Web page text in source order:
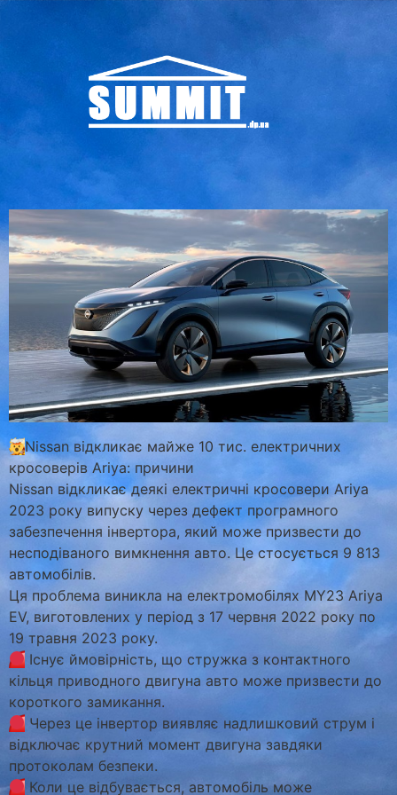
Nissan відкликає майже 10 тис. електричних
кросоверів Ariya: причини
Nissan відкликає деякі електричні кросовери Ariya
2023 року випуску через дефект програмного
забезпечення інвертора, який може призвести до
несподіваного вимкнення авто. Це стосується 9 813
автомобілів.
Ця проблема виникла на електромобілях MY23 Ariya
EV, виготовлених у період з 17 червня 2022 року по
19 травня 2023 року.
Існує ймовірність, що стружка з контактного
кільця приводного двигуна авто може призвести до
короткого замикання.
Через це інвертор виявляє надлишковий струм і
відключає крутний момент двигуна завдяки
протоколам безпеки.
Коли це відбувається, автомобіль може